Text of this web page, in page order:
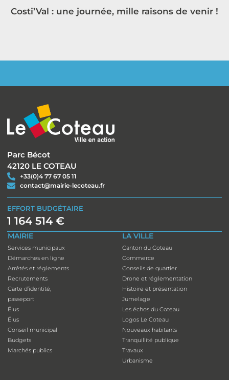
Costi’Val : une journée, mille raisons de venir !
Parc Bécot
42120 LE COTEAU
+33(0)4 77 67 05 11
contact@mairie-lecoteau.fr
EFFORT BUDGÉTAIRE
1 164 514 €
MAIRIE
Services municipaux
Démarches en ligne
Arrêtés et réglements
Recrutements
Carte d’identité,
passeport
Élus
Élus
Conseil municipal
Budgets
Marchés publics
LA VILLE
Canton du Coteau
Commerce
Conseils de quartier
Drone et réglementation
Histoire et présentation
Jumelage
Les échos du Coteau
Logos Le Coteau
Nouveaux habitants
Tranquillité publique
Travaux
Urbanisme